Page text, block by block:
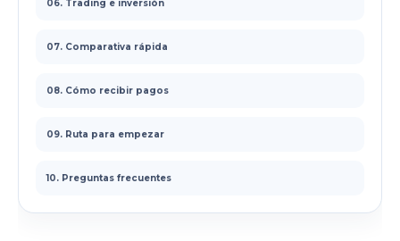
06. Trading e inversión
07. Comparativa rápida
08. Cómo recibir pagos
09. Ruta para empezar
10. Preguntas frecuentes